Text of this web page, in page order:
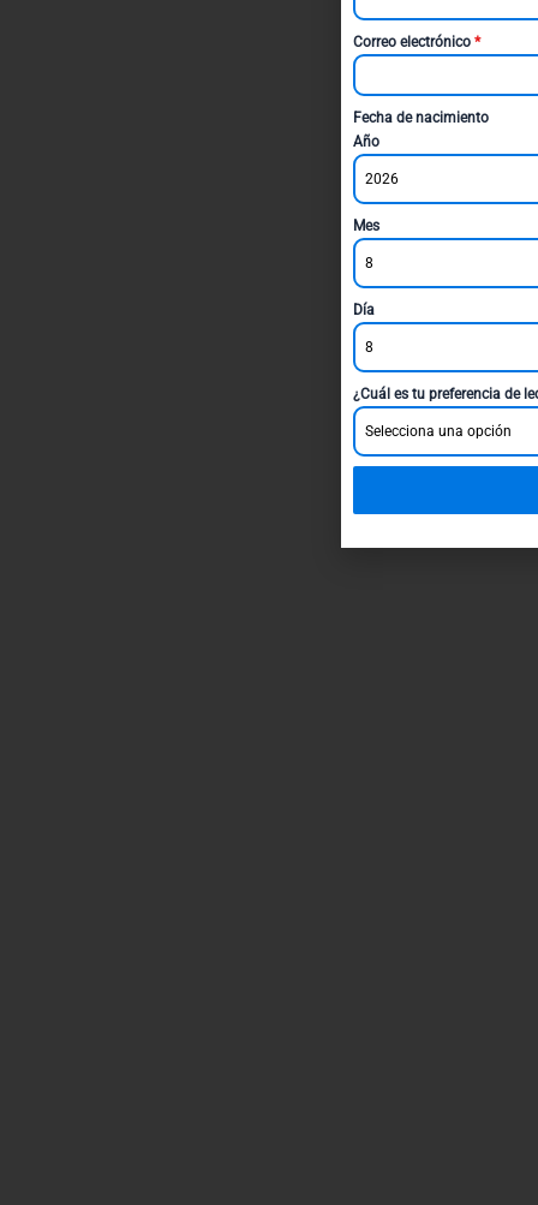
Correo electrónico *
Fecha de nacimiento
Año
2026
Mes
8
Día
8
¿Cuál es tu preferencia de
Selecciona una opción